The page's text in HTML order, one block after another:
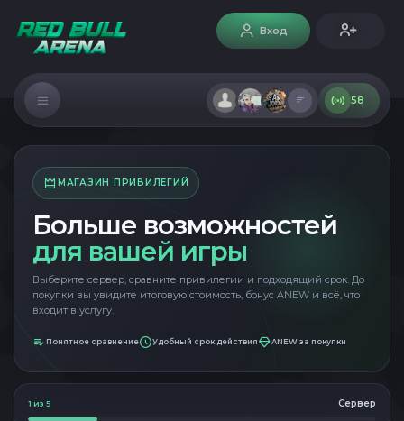
Вход
58
МАГАЗИН ПРИВИЛЕГИЙ
Больше возможностей
для вашей игры
Выберите сервер, сравните привилегии и подходящий срок. До
покупки вы увидите итоговую стоимость, бонус ANEW и всё, что
входит в услугу.
Понятное сравнение Удобный срок действия ANEW за покупки
1 из 5 Сервер